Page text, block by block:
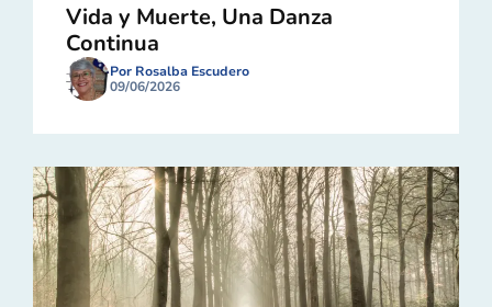
Vida y Muerte, Una Danza
Continua
Por Rosalba Escudero
09/06/2026